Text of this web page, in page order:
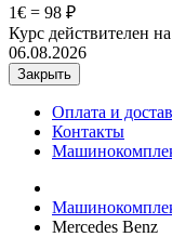
1€ = 98 ₽
Курс действителен
06.08.2026
Закрыть
Оплата и
Контакты
Mercedes Benz